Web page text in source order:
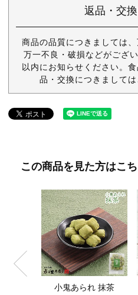
返品・交
商品の品質につきましては
万一不良・破損などがござ
以内にお知らせください。
品・交換につきましては
この商品を見た方はこ
小鬼あられ 抹茶